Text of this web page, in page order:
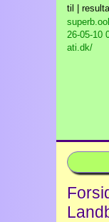
til |
26-05-10
ati.dk/